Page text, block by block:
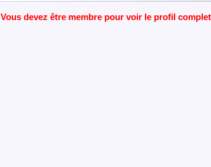
Vous devez être membre pour voir le profil